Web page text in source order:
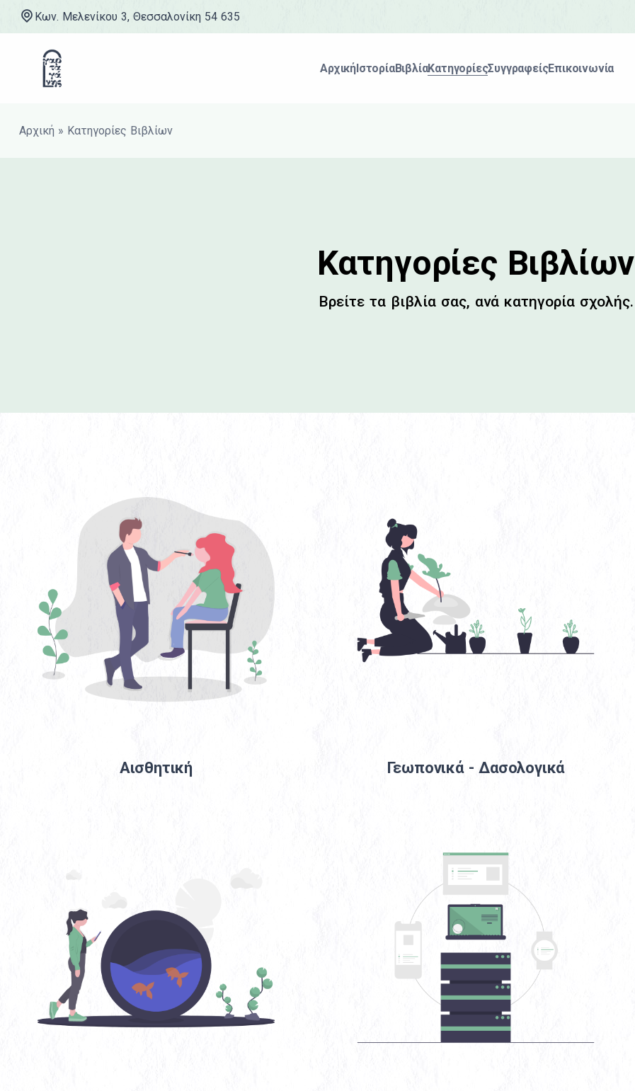
Μετάβαση στο περιεχόμενο
Κων. Μελενίκου 3, Θεσσαλονίκη 54 635
Αρχική ΙστορίαΒιβλίαΚατηγορίεςΣυγγραφείςΕπικοινωνία
Αρχική » Κατηγορίες Βιβλίων
Κατηγορίες Βιβλίων
Βρείτε τα βιβλία σας, ανά κατηγορία σχολής.
Αισθητική Γεωπονικά - Δασολογικά